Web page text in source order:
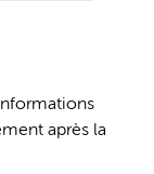
après la